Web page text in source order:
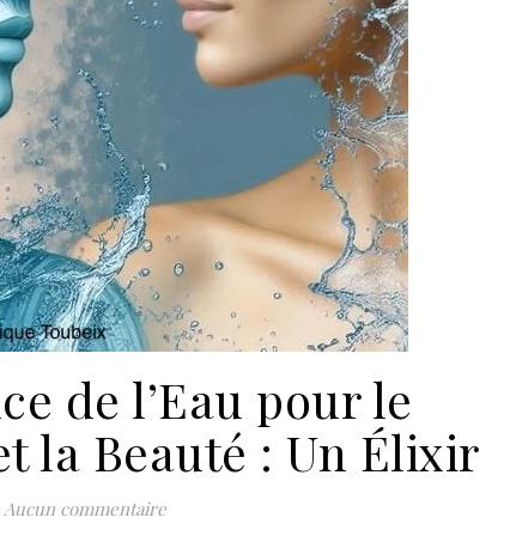
de l’Eau pour le
la Beauté : Un Élixir
Aucun commentaire